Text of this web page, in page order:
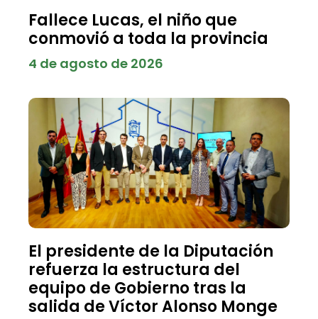
Fallece Lucas, el niño que
conmovió a toda la provincia
4 de agosto de 2026
El presidente de la Diputación
refuerza la estructura del
equipo de Gobierno tras la
salida de Víctor Alonso Monge